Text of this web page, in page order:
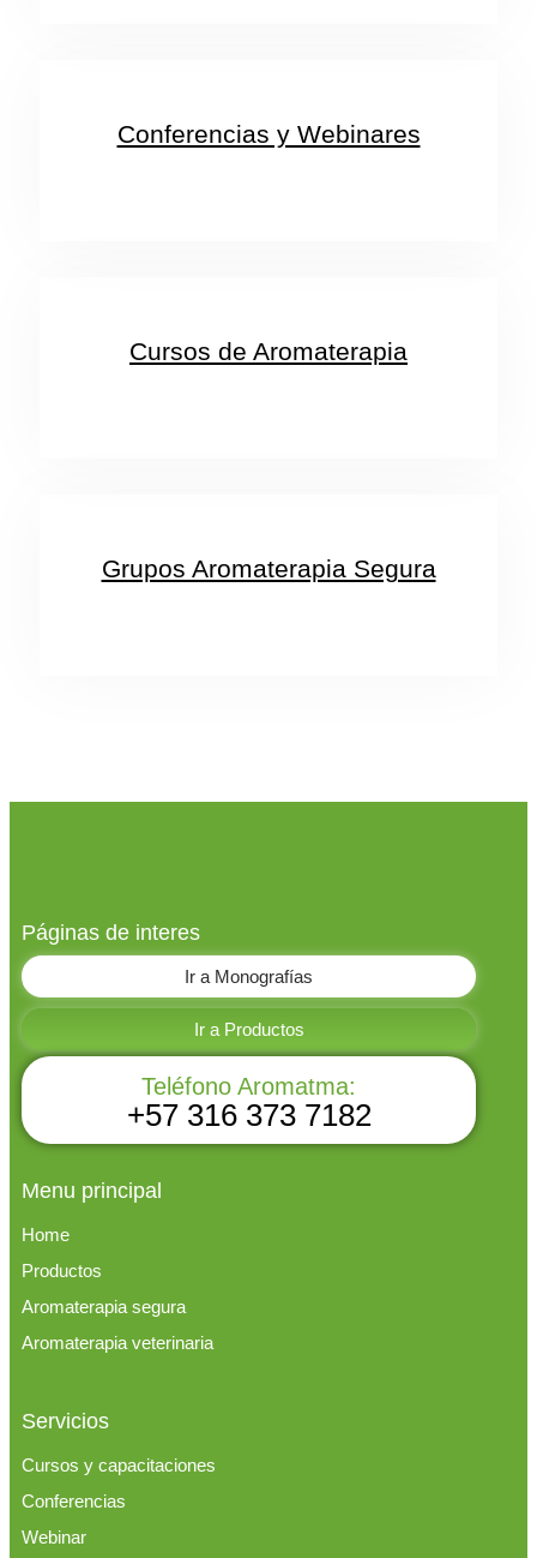
Conferencias y Webinares
Cursos de Aromaterapia
Grupos Aromaterapia Segura
Páginas de interes
Ir a Monografías
Ir a Productos
Teléfono Aromatma:
+57 316 373 7182
Menu principal
Home
Productos
Aromaterapia segura
Aromaterapia veterinaria
Servicios
Cursos y capacitaciones
Conferencias
Webinar